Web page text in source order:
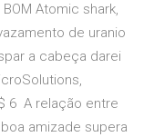
Atomic shark,
de uranio
a cabeça darei
6 A relação entre
amizade supera